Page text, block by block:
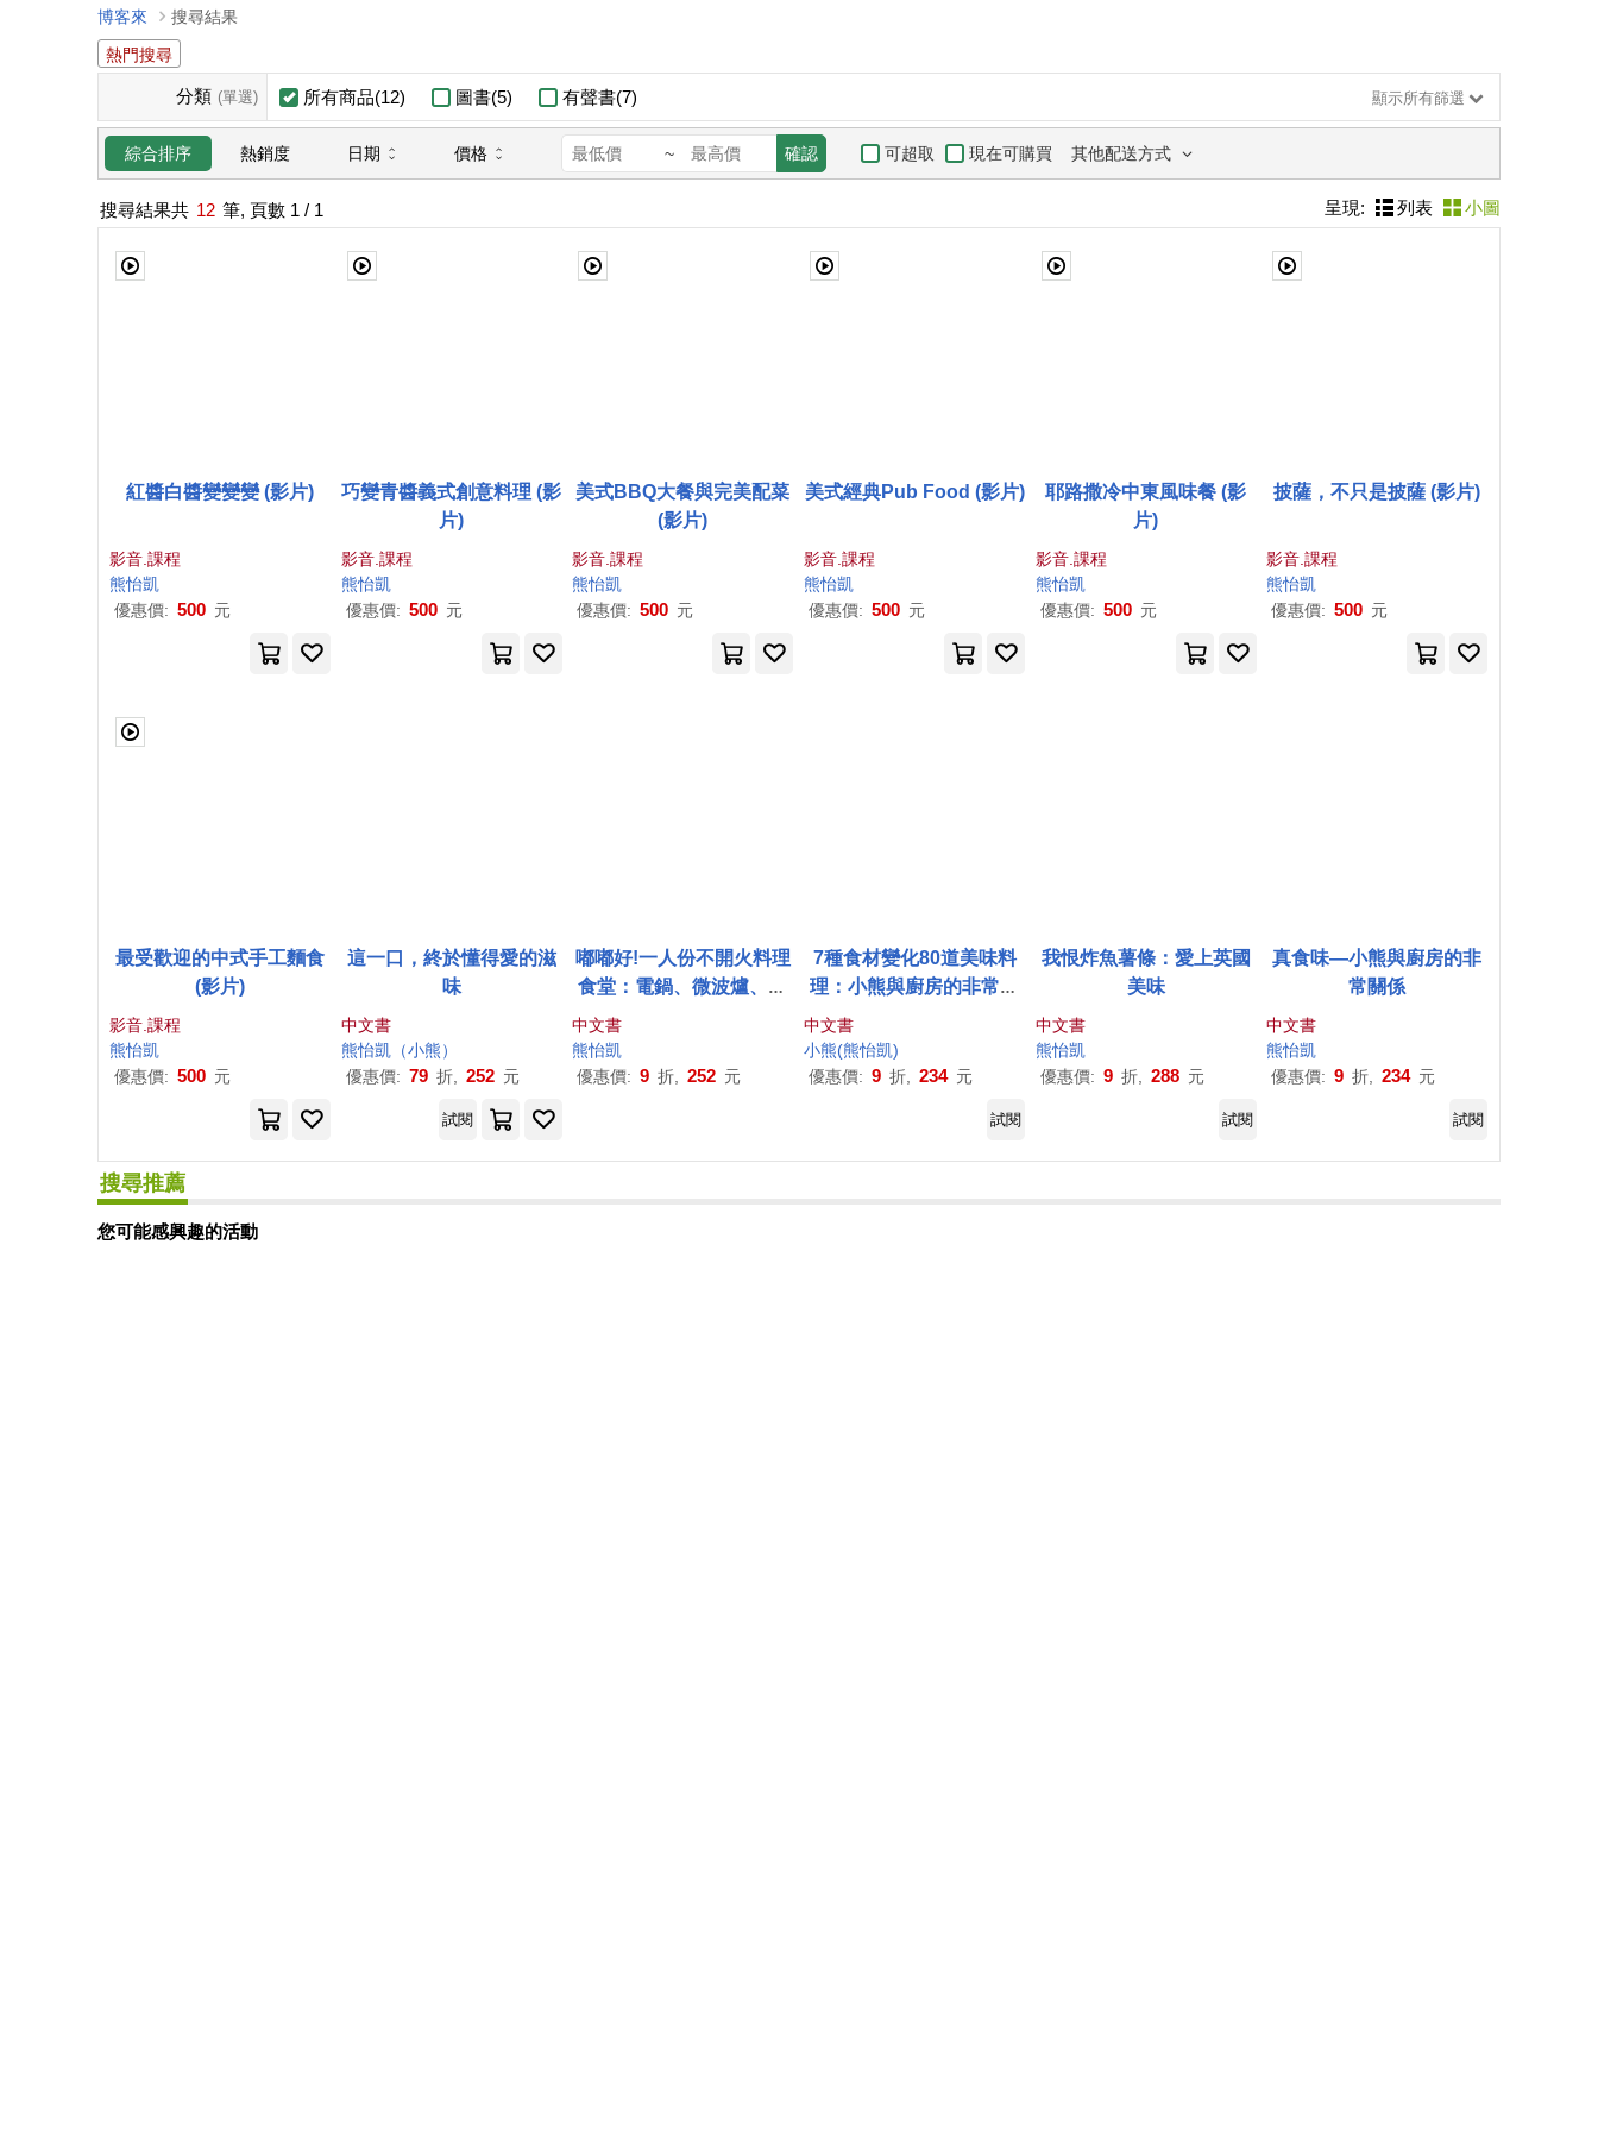
博客來
搜尋結果
熱門搜尋
分類 (單選) 所有商品(12) 圖書(5) 有聲書(7) 顯示所有篩選
綜合排序 熱銷度 日期 價格 ~ 確認 可超取 現在可購買 其他配送方式
搜尋結果共 12 筆, 頁數 1 / 1 呈現: 列表 小圖
紅醬白醬變變變 (影片)
影音.課程
熊怡凱
優惠價: 500 元
巧變青醬義式創意料理 (影
片)
影音.課程
熊怡凱
優惠價: 500 元
美式BBQ大餐與完美配菜
(影片)
影音.課程
熊怡凱
優惠價: 500 元
美式經典Pub Food (影片)
影音.課程
熊怡凱
優惠價: 500 元
耶路撒冷中東風味餐 (影
片)
影音.課程
熊怡凱
優惠價: 500 元
披薩，不只是披薩 (影片)
影音.課程
熊怡凱
優惠價: 500 元
最受歡迎的中式手工麵食
(影片)
影音.課程
熊怡凱
優惠價: 500 元
這一口，終於懂得愛的滋
味
中文書
熊怡凱
（小熊）
優惠價: 79 折, 252 元
嘟嘟好!一人份不開火料理
食堂：電鍋、微波爐、烤
箱、燜燒罐美味單人獨享
中文書
熊怡凱
優惠價: 9 折, 252 元
7種食材變化80道美味料
理：小熊與廚房的非常關
中文書
小熊(熊怡凱)
優惠價: 9 折, 234 元
我恨炸魚薯條：愛上英國
美味
中文書
熊怡凱
優惠價: 9 折, 288 元
真食味—小熊與廚房的非
常關係
中文書
熊怡凱
優惠價: 9 折, 234 元
試閱 試閱 試閱 試閱
搜尋推薦
您可能感興趣的活動